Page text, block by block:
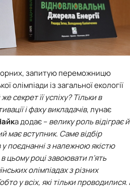
запитую переможницю
олімпіади із загальної екології
секрет її успіху?Тільки в
і фаху викладачів, лунає
а додає –велику роль відіграє й
має вступник. Саме відбір
у поєднанні з належною якістю
цьому році завоювати п’ять
олімпіадах з різних
у всіх, які тільки проводилися.